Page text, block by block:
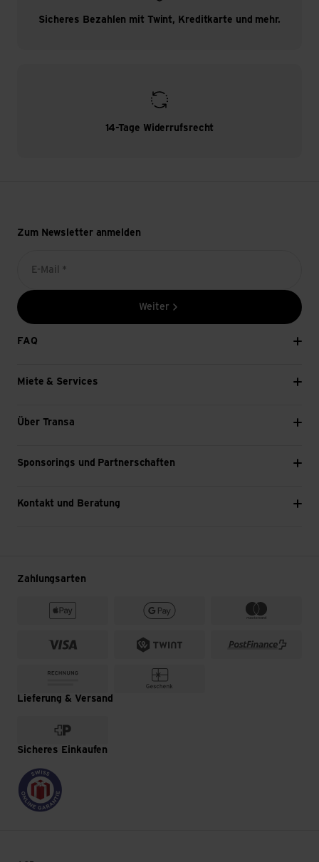
Sicheres Bezahlen mit Twint, Kreditkarte und mehr.
14-Tage Widerrufsrecht
Zum Newsletter anmelden
E-Mail *
Weiter
FAQ
Miete & Services
Über Transa
Sponsorings und Partnerschaften
Kontakt und Beratung
Zahlungsarten
Lieferung & Versand
Sicheres Einkaufen